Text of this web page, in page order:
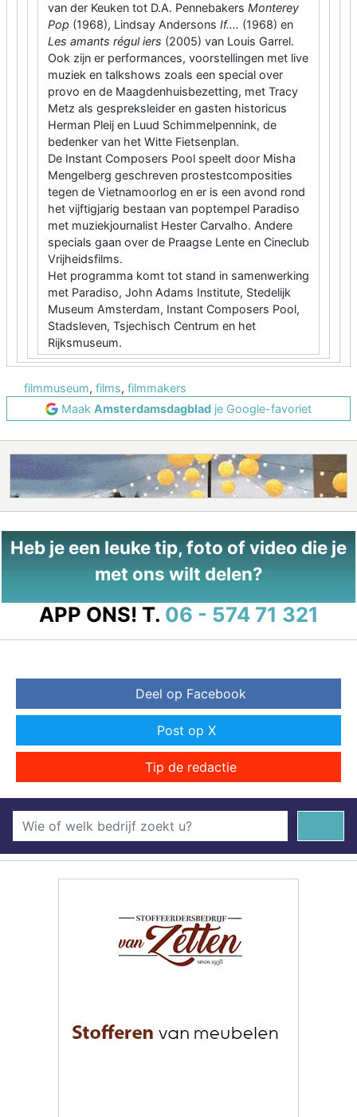
van der Keuken tot D.A. Pennebakers Monterey
Pop (1968), Lindsay Andersons If…. (1968) en
Les amants régul iers (2005) van Louis Garrel.
Ook zijn er performances, voorstellingen met live
muziek en talkshows zoals een special over
provo en de Maagdenhuisbezetting, met Tracy
Metz als gespreksleider en gasten historicus
Herman Pleij en Luud Schimmelpennink, de
bedenker van het Witte Fietsenplan.
De Instant Composers Pool speelt door Misha
Mengelberg geschreven prostestcomposities
tegen de Vietnamoorlog en er is een avond rond
het vijftigjarig bestaan van poptempel Paradiso
met muziekjournalist Hester Carvalho. Andere
specials gaan over de Praagse Lente en Cineclub
Vrijheidsfilms.
Het programma komt tot stand in samenwerking
met Paradiso, John Adams Institute, Stedelijk
Museum Amsterdam, Instant Composers Pool,
Stadsleven, Tsjechisch Centrum en het
Rijksmuseum.
filmmuseum, films, filmmakers
Maak Amsterdamsdagblad je Google-favoriet
Heb je een leuke tip, foto of video die je
met ons wilt delen?
APP ONS! T. 06 - 574 71 321
Deel op Facebook
Post op X
Tip de redactie